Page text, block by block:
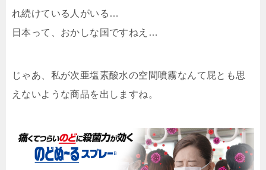
れ続けている人がいる…
日本って、おかしな国ですねえ…
じゃあ、私が次亜塩素酸水の空間噴霧なんて屁とも思
えないような商品を出しますね。